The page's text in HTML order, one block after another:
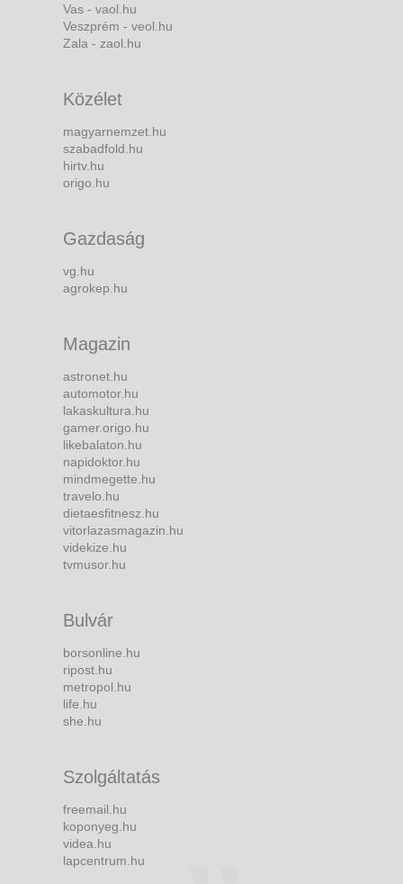
Vas - vaol.hu
Veszprém - veol.hu
Zala - zaol.hu
Közélet
magyarnemzet.hu
szabadfold.hu
hirtv.hu
origo.hu
Gazdaság
vg.hu
agrokep.hu
Magazin
astronet.hu
automotor.hu
lakaskultura.hu
gamer.origo.hu
likebalaton.hu
napidoktor.hu
mindmegette.hu
travelo.hu
dietaesfitnesz.hu
vitorlazasmagazin.hu
videkize.hu
tvmusor.hu
Bulvár
borsonline.hu
ripost.hu
metropol.hu
life.hu
she.hu
Szolgáltatás
freemail.hu
koponyeg.hu
videa.hu
lapcentrum.hu